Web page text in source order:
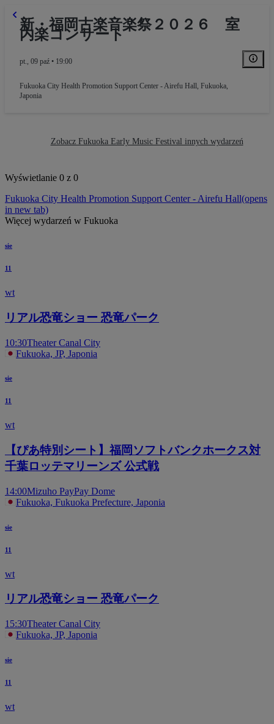
新・福岡古楽音楽祭２０２６ 室
内楽コンサート
pt., 09 paź • 19:00
Fukuoka City Health Promotion Support Center - Airefu Hall, Fukuoka,
Japonia
Zobacz Fukuoka Early Music Festival innych wydarzeń
Wyświetlanie 0 z 0
Fukuoka City Health Promotion Support Center - Airefu Hall(opens
in new tab)
Więcej wydarzeń w Fukuoka
sie
11
wt
リアル恐竜ショー 恐竜パーク
10:30Theater Canal City
Fukuoka, JP, Japonia
sie
11
wt
【ぴあ特別シート】福岡ソフトバンクホークス対
千葉ロッテマリーンズ 公式戦
14:00Mizuho PayPay Dome
Fukuoka, Fukuoka Prefecture, Japonia
sie
11
wt
リアル恐竜ショー 恐竜パーク
15:30Theater Canal City
Fukuoka, JP, Japonia
sie
11
wt